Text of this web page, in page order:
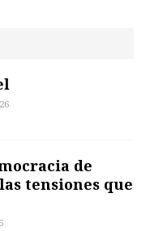
de
tensiones que